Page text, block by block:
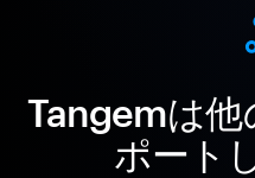
Tangemは他
ポート